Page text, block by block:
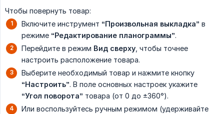
Чтобы повернуть товар:
Включите инструмент “Произвольная выкладка” в
режиме “Редактирование планограммы”.
Перейдите в режим Вид сверху , чтобы точнее
настроить расположение товара.
Выберите необходимый товар и нажмите кнопку
“Настроить”. В поле основных настроек укажите
“Угол поворота” товара (от 0 до ±360°).
Или воспользуйтесь ручным режимом (удерживайте